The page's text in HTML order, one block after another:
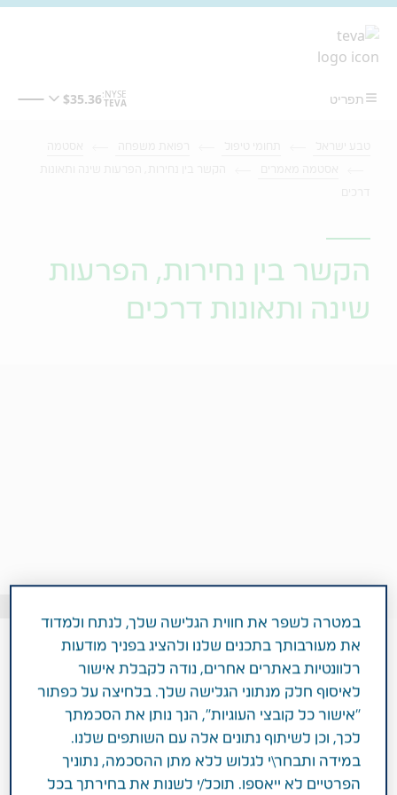
הקשר בין נחירות, הפרעות
שינה ותאונות דרכים
תחומי טיפול
במטרה לשפר את חווית הגלישה שלך, לנתח ולמדוד
את מעורבותך בתכנים שלנו ולהציג בפניך מודעות
רלוונטיות באתרים אחרים, נודה לקבלת אישור
לאיסוף חלק מנתוני הגלישה שלך. בלחיצה על כפתור
"אישור כל קובצי העוגיות", הנך נותן את הסכמתך
לכך, וכן לשיתוף נתונים אלה עם השותפים שלנו.
במידה ותבחר\י לגלוש ללא מתן ההסכמה, נתוניך
הפרטיים לא ייאספו. תוכל/י לשנות את בחירתך בכל